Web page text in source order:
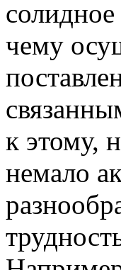
солидное
чему
к этому,
немало